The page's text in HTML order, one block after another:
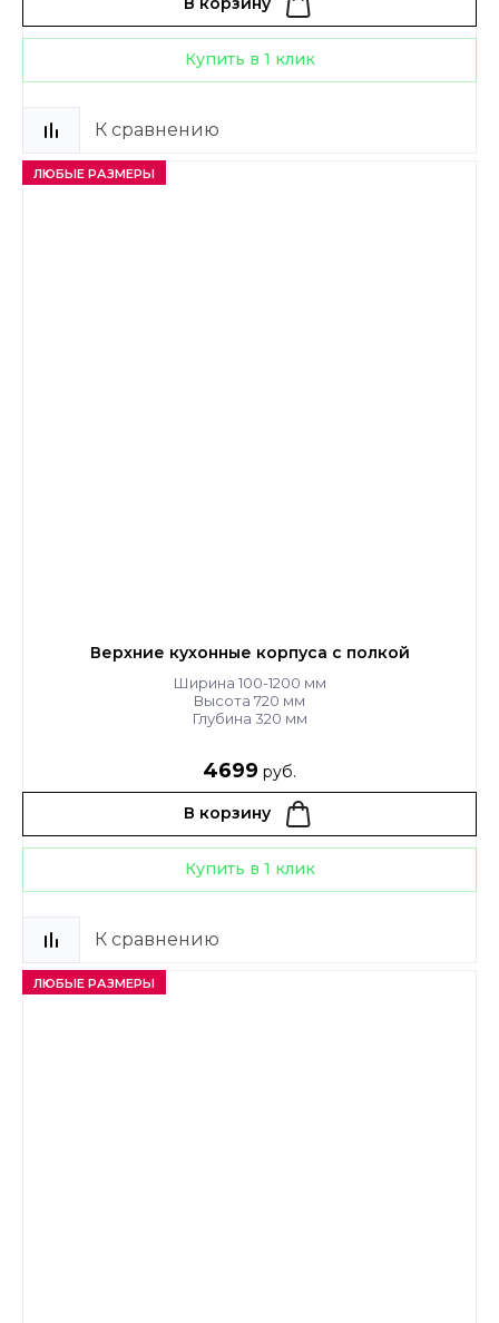
Купить в 1 клик
К сравнению
ЛЮБЫЕ РАЗМЕРЫ
Верхние кухонные корпуса с полкой
Ширина 100-1200 мм
Высота 720 мм
Глубина 320 мм
4699 руб.
В корзину
Купить в 1 клик
К сравнению
ЛЮБЫЕ РАЗМЕРЫ